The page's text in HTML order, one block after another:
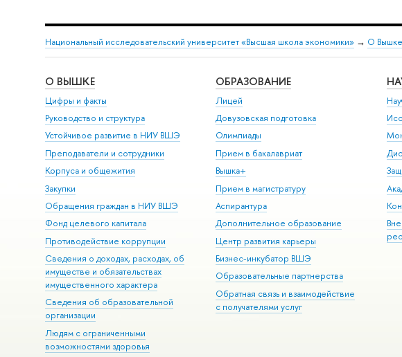
Национальный исследовательский университет «Высшая школа экономики» → О Вышке
О ВЫШКЕ
Цифры и факты
Руководство и структура
Устойчивое развитие в НИУ ВШЭ
Преподаватели и сотрудники
Корпуса и общежития
Закупки
Обращения граждан в НИУ ВШЭ
Фонд целевого капитала
Противодействие коррупции
Сведения о доходах, расходах, об
имуществе и обязательствах
имущественного характера
Сведения об образовательной
организации
Людям с ограниченными
возможностями здоровья
ОБРАЗОВАНИЕ
Лицей
Довузовская подготовка
Олимпиады
Прием в бакалавриат
Вышка+
Прием в магистратуру
Аспирантура
Дополнительное образование
Центр развития карьеры
Бизнес-инкубатор ВШЭ
Образовательные партнерства
Обратная связь и взаимодействие
с получателями услуг